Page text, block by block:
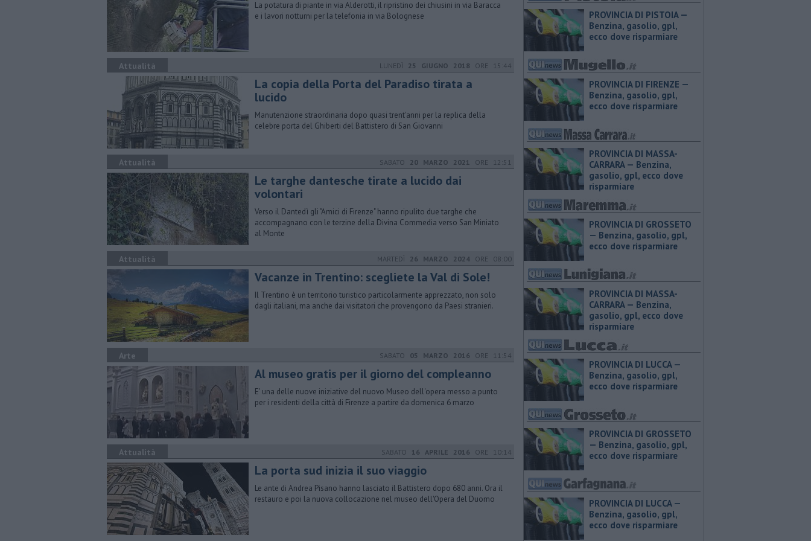
La potatura di piante in via Alderotti, il ripristino dei chiusini in via Baracca
e i lavori notturni per la telefonia in via Bolognese
Attualità LUNEDÌ 25 GIUGNO 2018 ORE 15:44
La copia della Porta del Paradiso tirata a
lucido
Manutenzione straordinaria dopo quasi trent'anni per la replica della
celebre porta del Ghiberti del Battistero di San Giovanni
Attualità SABATO 20 MARZO 2021 ORE 12:51
Le targhe dantesche tirate a lucido dai
volontari
Verso il Dantedì gli "Amici di Firenze" hanno ripulito due targhe che
accompagnano con le terzine della Divina Commedia verso San Miniato
al Monte
Attualità MARTEDÌ 26 MARZO 2024 ORE 08:00
Vacanze in Trentino: scegliete la Val di Sole!
Il Trentino è un territorio turistico particolarmente apprezzato, non solo
dagli italiani, ma anche dai visitatori che provengono da Paesi stranieri.
Arte SABATO 05 MARZO 2016 ORE 11:54
Al museo gratis per il giorno del compleanno
E' una delle nuove iniziative del nuovo Museo dell'opera messo a punto
per i residenti della città di Firenze a partire da domenica 6 marzo
Attualità SABATO 16 APRILE 2016 ORE 10:14
La porta sud inizia il suo viaggio
Le ante di Andrea Pisano hanno lasciato il Battistero dopo 680 anni. Ora il
restauro e poi la nuova collocazione nel museo dell'Opera del Duomo
PROVINCIA DI PISTOIA — ​
Benzina, gasolio, gpl,
ecco dove risparmiare
PROVINCIA DI FIRENZE — ​
Benzina, gasolio, gpl,
ecco dove risparmiare
PROVINCIA DI MASSA-
CARRARA — ​Benzina,
gasolio, gpl, ecco dove
risparmiare
PROVINCIA DI GROSSETO
— ​Benzina, gasolio, gpl,
ecco dove risparmiare
PROVINCIA DI MASSA-
CARRARA — ​Benzina,
gasolio, gpl, ecco dove
risparmiare
PROVINCIA DI LUCCA — ​
Benzina, gasolio, gpl,
ecco dove risparmiare
PROVINCIA DI GROSSETO
— ​Benzina, gasolio, gpl,
ecco dove risparmiare
PROVINCIA DI LUCCA — ​
Benzina, gasolio, gpl,
ecco dove risparmiare